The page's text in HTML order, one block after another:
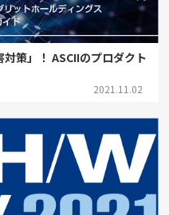
策」！ ASCIIのプロダクト
2021.11.02